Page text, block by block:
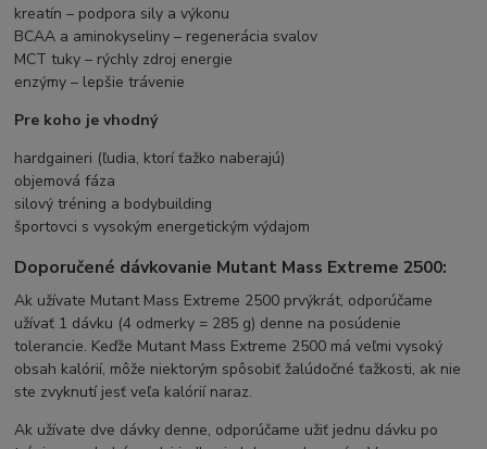
kreatín – podpora sily a výkonu
BCAA a aminokyseliny – regenerácia svalov
MCT tuky – rýchly zdroj energie
enzýmy – lepšie trávenie
Pre koho je vhodný
hardgaineri (ľudia, ktorí ťažko naberajú)
objemová fáza
silový tréning a bodybuilding
športovci s vysokým energetickým výdajom
Doporučené dávkovanie Mutant Mass Extreme 2500:
Ak užívate Mutant Mass Extreme 2500 prvýkrát, odporúčame
užívať 1 dávku (4 odmerky = 285 g) denne na posúdenie
tolerancie. Keďže Mutant Mass Extreme 2500 má veľmi vysoký
obsah kalórií, môže niektorým spôsobiť žalúdočné ťažkosti, ak nie
ste zvyknutí jesť veľa kalórií naraz.
Ak užívate dve dávky denne, odporúčame užiť jednu dávku po